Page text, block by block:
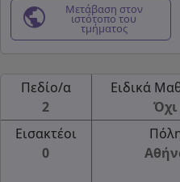
public Μετάβαση στον
ιστότοπο του
τμήματος
Πεδίο/α
2
Ειδικά
Όχι
Εισακτέοι
0